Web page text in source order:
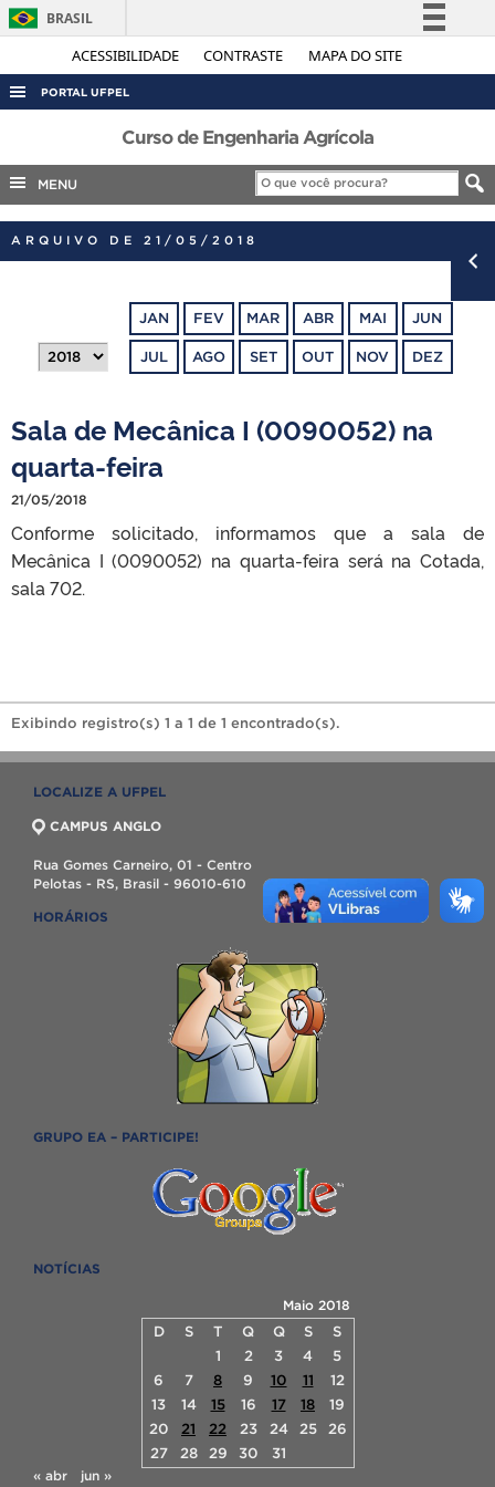
ACESSIBILIDADE CONTRASTE MAPA DO SITE
BRASIL
Simplifique!
Acesso à informação
Legislação
Canais
PORTAL UFPEL
ACESSO À INFORMAÇÃO
AUDITORIA
COBALTO
CONCURSOS
OUVIDORIA
TELEFONES
Curso de Engenharia Agrícola
MENU
ARQUIVO DE 21/05/2018
JAN FEV MAR ABR MAI JUN
JUL AGO SET OUT NOV DEZ
Sala de Mecânica I (0090052) na
quarta-feira
21/05/2018
Conforme solicitado, informamos que a sala de
Mecânica I (0090052) na quarta-feira será na Cotada,
sala 702.
Exibindo registro(s) 1 a 1 de 1 encontrado(s).
LOCALIZE A UFPEL
CAMPUS ANGLO
Rua Gomes Carneiro, 01 - Centro
Pelotas - RS, Brasil - 96010-610
HORÁRIOS
GRUPO EA – PARTICIPE!
NOTÍCIAS
Maio 2018
D S T Q Q S
S
1
2 3 4
5
6
7 8 9 10 11
12
13
14 15 16 17 18
19
20
21 22 23 24 25
26
27
28 29 30 31
« abr jun »